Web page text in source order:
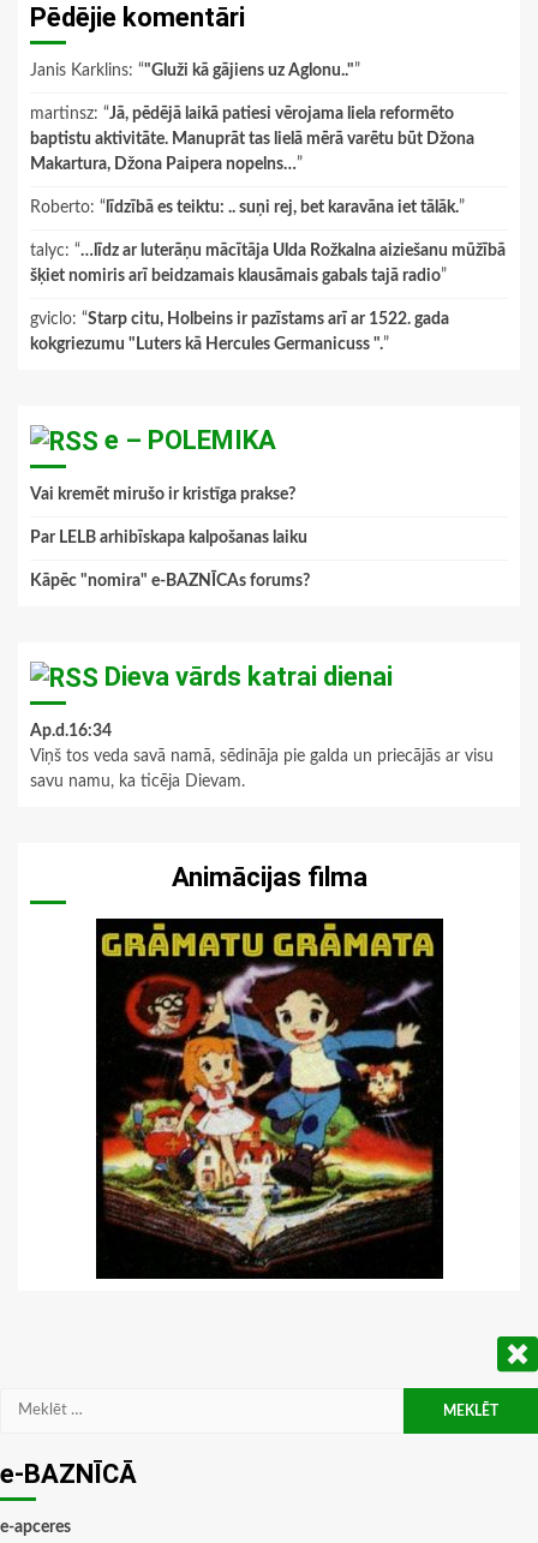
Pēdējie komentāri
Janis Karklins: “"Gluži kā gājiens uz Aglonu.."”
martinsz: “Jā, pēdējā laikā patiesi vērojama liela reformēto
baptistu aktivitāte. Manuprāt tas lielā mērā varētu būt Džona
Makartura, Džona Paipera nopelns…”
Roberto: “ līdzībā es teiktu: .. suņi rej, bet karavāna iet tālāk.”
talyc: “…līdz ar luterāņu mācītāja Ulda Rožkalna aiziešanu mūžībā
šķiet nomiris arī beidzamais klausāmais gabals tajā radio”
gviclo: “Starp citu, Holbeins ir pazīstams arī ar 1522. gada
kokgriezumu "Luters kā Hercules Germanicuss ".”
e – POLEMIKA
Vai kremēt mirušo ir kristīga prakse?
Par LELB arhibīskapa kalpošanas laiku
Kāpēc "nomira" e-BAZNĪCAs forums?
Dieva vārds katrai dienai
Ap.d.16:34
Viņš tos veda savā namā, sēdināja pie galda un priecājās ar visu
savu namu, ka ticēja Dievam.
Animācijas filma
Meklēt:
e-BAZNĪCĀ
e-apceres